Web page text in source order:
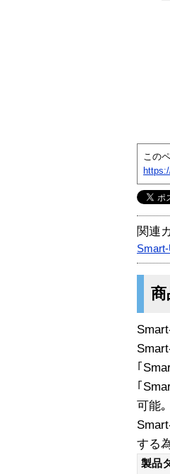
この
関連
商
｢
｢
可能｡
する
製品